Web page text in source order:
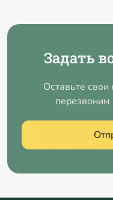
Задать
Оставьте